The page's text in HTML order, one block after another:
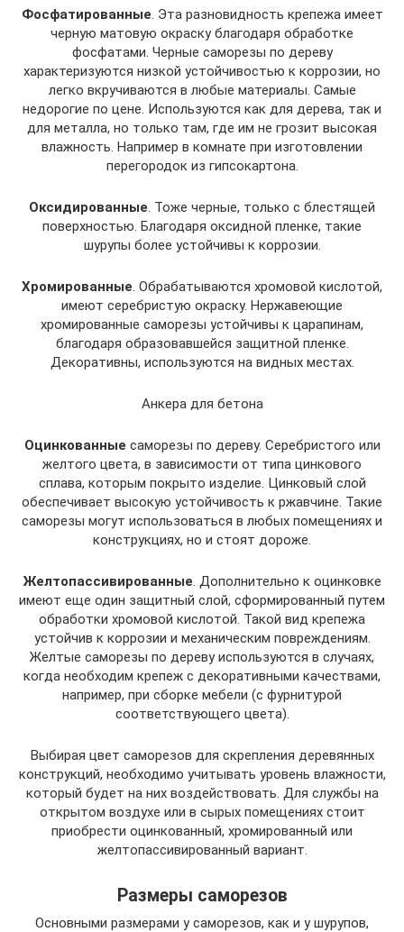
Фосфатированные. Эта разновидность крепежа имеет
черную матовую окраску благодаря обработке
фосфатами. Черные саморезы по дереву
характеризуются низкой устойчивостью к коррозии, но
легко вкручиваются в любые материалы. Самые
недорогие по цене. Используются как для дерева, так и
для металла, но только там, где им не грозит высокая
влажность. Например в комнате при изготовлении
перегородок из гипсокартона.
Оксидированные. Тоже черные, только с блестящей
поверхностью. Благодаря оксидной пленке, такие
шурупы более устойчивы к коррозии.
Хромированные. Обрабатываются хромовой кислотой,
имеют серебристую окраску. Нержавеющие
хромированные саморезы устойчивы к царапинам,
благодаря образовавшейся защитной пленке.
Декоративны, используются на видных местах.
Анкера для бетона
Оцинкованные саморезы по дереву. Серебристого или
желтого цвета, в зависимости от типа цинкового
сплава, которым покрыто изделие. Цинковый слой
обеспечивает высокую устойчивость к ржавчине. Такие
саморезы могут использоваться в любых помещениях и
конструкциях, но и стоят дороже.
Желтопассивированные. Дополнительно к оцинковке
имеют еще один защитный слой, сформированный путем
обработки хромовой кислотой. Такой вид крепежа
устойчив к коррозии и механическим повреждениям.
Желтые саморезы по дереву используются в случаях,
когда необходим крепеж с декоративными качествами,
например, при сборке мебели (с фурнитурой
соответствующего цвета).
Выбирая цвет саморезов для скрепления деревянных
конструкций, необходимо учитывать уровень влажности,
который будет на них воздействовать. Для службы на
открытом воздухе или в сырых помещениях стоит
приобрести оцинкованный, хромированный или
желтопассивированный вариант.
Размеры саморезов
Основными размерами у саморезов, как и у шурупов,